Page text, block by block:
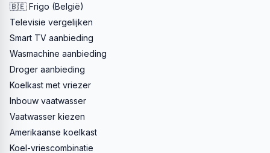
🇧🇪 Frigo (België)
Televisie vergelijken
Smart TV aanbieding
Wasmachine aanbieding
Droger aanbieding
Koelkast met vriezer
Inbouw vaatwasser
Vaatwasser kiezen
Amerikaanse koelkast
Koel-vriescombinatie